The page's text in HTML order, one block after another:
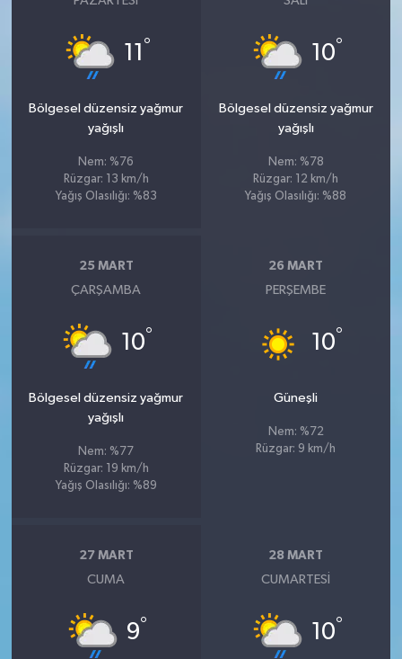
11 °
Bölgesel düzensiz yağmur
yağışlı
Nem: %76
Rüzgar: 13 km/h
Yağış Olasılığı: %83
10°
Bölgesel düzensiz yağmur
yağışlı
Nem: %78
Rüzgar: 12 km/h
Yağış Olasılığı: %88
25 MART
ÇARŞAMBA
10°
Bölgesel düzensiz yağmur
yağışlı
Nem: %77
Rüzgar: 19 km/h
Yağış Olasılığı: %89
26 MART
PERŞEMBE
10°
Güneşli
Nem: %72
Rüzgar: 9 km/h
27 MART
CUMA
9°
28 MART
CUMARTESI
10°